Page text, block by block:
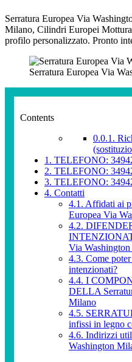
Serratura Europea Via
Milano, Cilindri Europei
profilo personalizzato. Pronto
Serratura Europea Via
Contents
0.0.1.
1. TELEFONO:
2. TELEFONO:
3. TELEFONO:
4. Contatti
4.1. Affidati ai
Europea Via
4.2.
Via
4.3. Come
intenzionati?
4.4. I
DELLA
Milano
4.5.
infissi in legno
4.6. Indirizzi
Washington